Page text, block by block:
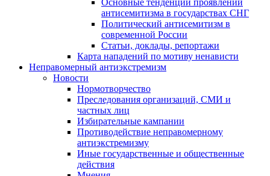
Основные тенденции проявлений
антисемитизма в государствах СНГ
Политический антисемитизм в
современной России
Статьи, доклады, репортажи
Карта нападений по мотиву ненависти
Неправомерный антиэкстремизм
Новости
Нормотворчество
Преследования организаций, СМИ и
частных лиц
Избирательные кампании
Противодействие неправомерному
антиэкстремизму
Иные государственные и общественные
действия